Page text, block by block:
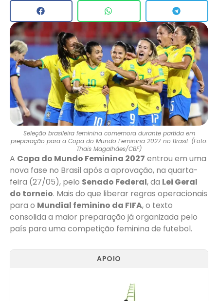
Seleção brasileira feminina comemora durante partida em
preparação para a Copa do Mundo Feminina 2027 no Brasil. (Foto:
Thais Magalhães/CBF)
A Copa do Mundo Feminina 2027 entrou em uma
nova fase no Brasil após a aprovação, na quarta-
feira (27/05), pelo Senado Federal, da Lei Geral
do torneio. Mais do que liberar regras operacionais
para o Mundial feminino da FIFA, o texto
consolida a maior preparação já organizada pelo
país para uma competição feminina de futebol.
APOIO